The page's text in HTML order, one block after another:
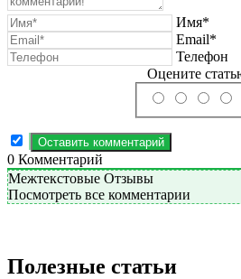
Имя*
Email*
Телефон
Оцените
0 Комментарий
Межтекстовые Отзывы
Посмотреть все комментарии
Полезные статьи